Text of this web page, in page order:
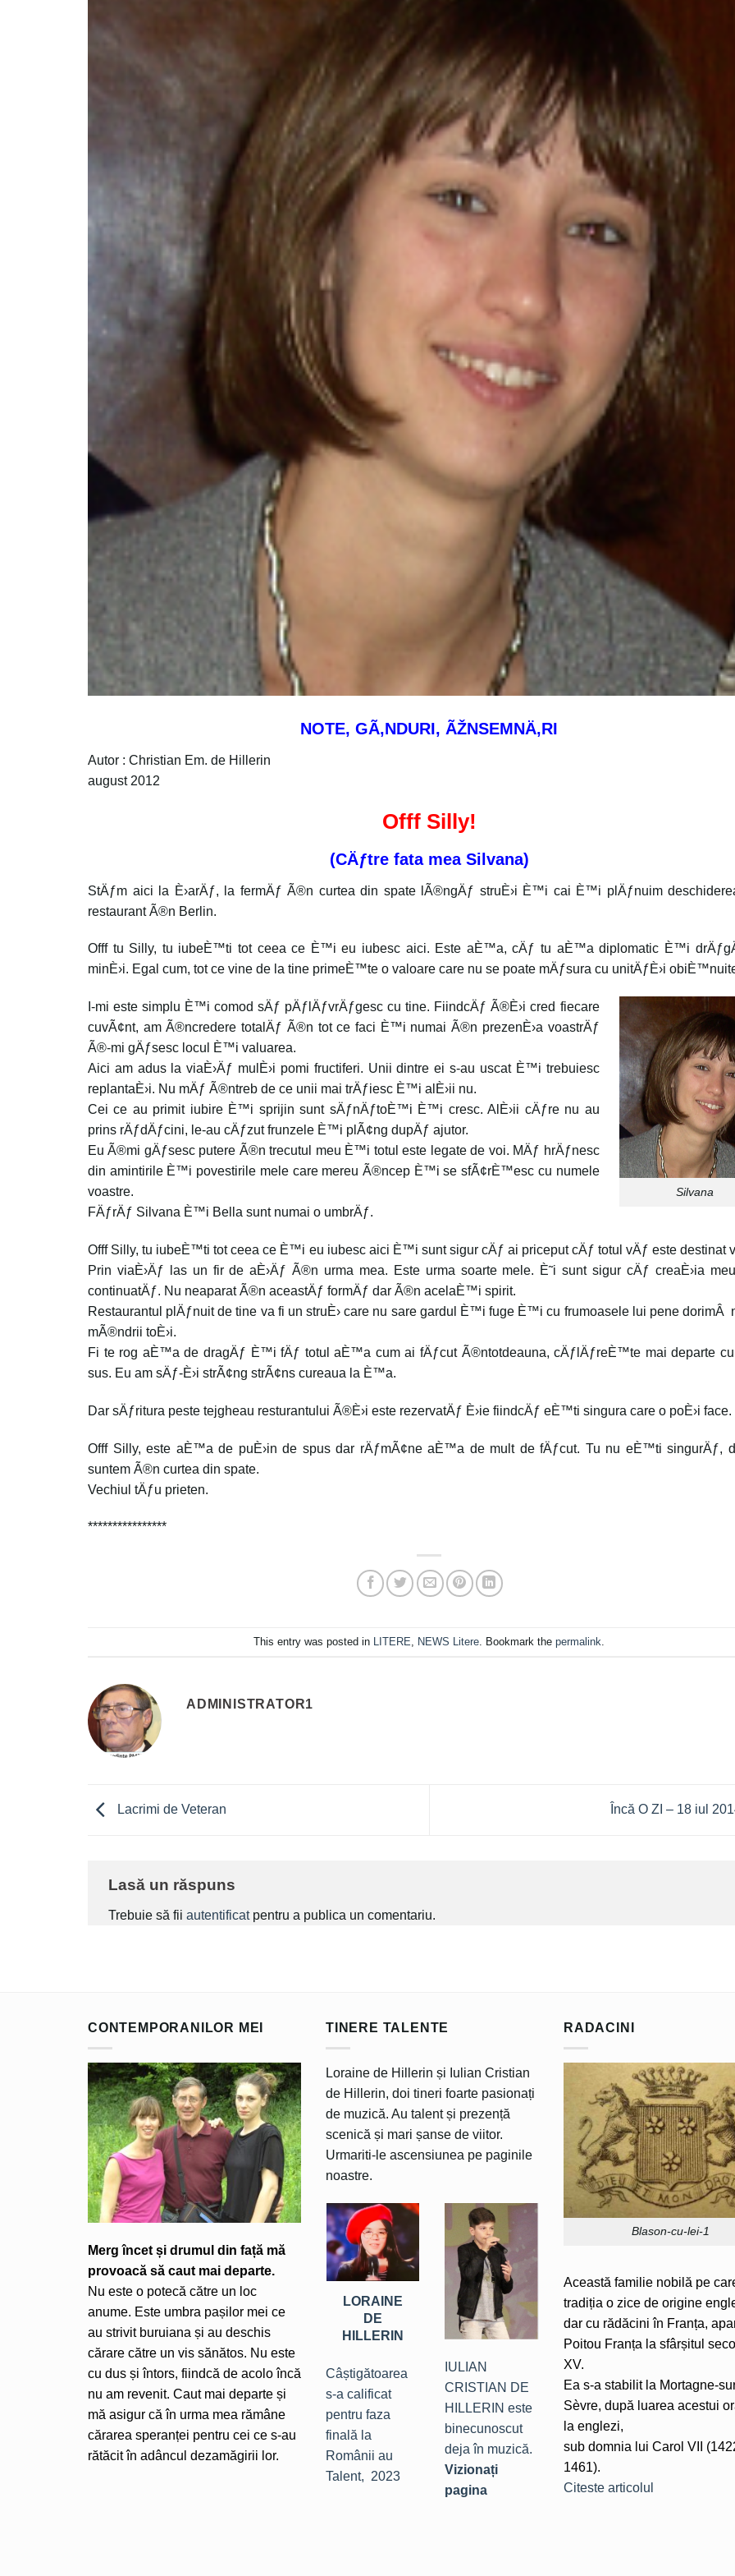
NOTE, GÃ‚NDURI, ÃŽNSEMNÄ‚RI
Autor : Christian Em. de Hillerin
august 2012
Offf Silly!
(CÄƒtre fata mea Silvana)
StÄƒm aici la È›arÄƒ, la fermÄƒ Ã®n curtea din spate lÃ®ngÄƒ struÈ›i È™i cai È™i plÄƒnuim
restaurant Ã®n Berlin.
Offf tu Silly, tu iubeÈ™ti tot ceea ce È™i eu iubesc aici. Este aÈ™a, cÄƒ tu aÈ™a diplomatic È™i
minÈ›i. Egal cum, tot ce vine de la tine primeÈ™te o valoare care nu se poate mÄƒsura cu unitÄƒÈ›i
Silvana
I-mi este simplu È™i comod sÄƒ pÄƒlÄƒvrÄƒgesc cu tine. FiindcÄƒ Ã®È›i cred fiecare
cuvÃ¢nt, am Ã®ncredere totalÄƒ Ã®n tot ce faci È™i numai Ã®n prezenÈ›a voastrÄƒ
Ã®-mi gÄƒsesc locul È™i valuarea.
Aici am adus la viaÈ›Äƒ mulÈ›i pomi fructiferi. Unii dintre ei s-au uscat È™i trebuiesc
replantaÈ›i. Nu mÄƒ Ã®ntreb de ce unii mai trÄƒiesc È™i alÈ›ii nu.
Cei ce au primit iubire È™i sprijin sunt sÄƒnÄƒtoÈ™i È™i cresc. AlÈ›ii cÄƒre nu au
prins rÄƒdÄƒcini, le-au cÄƒzut frunzele È™i plÃ¢ng dupÄƒ ajutor.
Eu Ã®mi gÄƒsesc putere Ã®n trecutul meu È™i totul este legate de voi. MÄƒ hrÄƒnesc
din amintirile È™i povestirile mele care mereu Ã®ncep È™i se sfÃ¢rÈ™esc cu numele
voastre.
FÄƒrÄƒ Silvana È™i Bella sunt numai o umbrÄƒ.
Offf Silly, tu iubeÈ™ti tot ceea ce È™i eu iubesc aici È™i sunt sigur cÄƒ ai priceput cÄƒ totul vÄƒ este destinat
Prin viaÈ›Äƒ las un fir de aÈ›Äƒ Ã®n urma mea. Este urma soarte mele. È˜i sunt sigur cÄƒ creaÈ›ia
continuatÄƒ. Nu neaparat Ã®n aceastÄƒ formÄƒ dar Ã®n acelaÈ™i spirit.
Restaurantul plÄƒnuit de tine va fi un struÈ› care nu sare gardul È™i fuge È™i cu frumoasele lui pene dorimÂ
mÃ®ndrii toÈ›i.
Fi te rog aÈ™a de dragÄƒ È™i fÄƒ totul aÈ™a cum ai fÄƒcut Ã®ntotdeauna, cÄƒlÄƒreÈ™te mai departe
sus. Eu am sÄƒ-È›i strÃ¢ng strÃ¢ns cureaua la È™a.
Dar sÄƒritura peste tejgheau resturantului Ã®È›i este rezervatÄƒ È›ie fiindcÄƒ eÈ™ti singura care o poÈ›i face.
Offf Silly, este aÈ™a de puÈ›in de spus dar rÄƒmÃ¢ne aÈ™a de mult de fÄƒcut. Tu nu eÈ™ti singurÄƒ,
suntem Ã®n curtea din spate.
Vechiul tÄƒu prieten.
****************
This entry was posted in LITERE NEWS Litere . Bookmark thepermalink
ADMINISTRATOR1
Lacrimi de Veteran Încă O ZI – 18 iul
Lasă un răspuns
Trebuie să fii autentificatpentru a publica un comentariu.
CONTEMPORANILOR MEI
Merg încet și drumul din față mă
provoacă să caut mai departe.
Nu este o potecă către un loc
anume. Este umbra pașilor mei ce
au strivit buruiana și au deschis
cărare către un vis sănătos. Nu este
cu dus și întors, fiindcă de acolo încă
nu am revenit. Caut mai departe și
mă asigur că în urma mea rămâne
cărarea speranței pentru cei ce s-au
rătăcit în adâncul dezamăgirii lor.
TINERE TALENTE
Loraine de Hillerin și Iulian Cristian
de Hillerin, doi tineri foarte pasionați
de muzică. Au talent și prezență
scenică și mari șanse de viitor.
Urmariti-le ascensiunea pe paginile
noastre.
LORAINE
DE
HILLERIN
Câștigătoarea
s-a calificat
pentru faza
finală la
Românii au
Talent, 2023
IULIAN
CRISTIAN DE
HILLERIN este
binecunoscut
deja în muzică.
Vizionați
pagina
RADACINI
Blason-cu-lei-1
Această familie nobilă pe
tradiția o zice de origine
dar cu rădăcini în Franța,
Poitou Franța la sfârșitul
XV.
Ea s-a stabilit la Mortagne-
Sèvre, după luarea acestui
la englezi,
sub domnia lui Carol VII
1461).
Citeste articolul